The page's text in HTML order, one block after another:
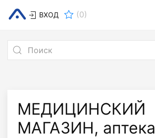
ВХОД (0)
МЕДИЦИНСКИЙ
МАГАЗИН, аптека